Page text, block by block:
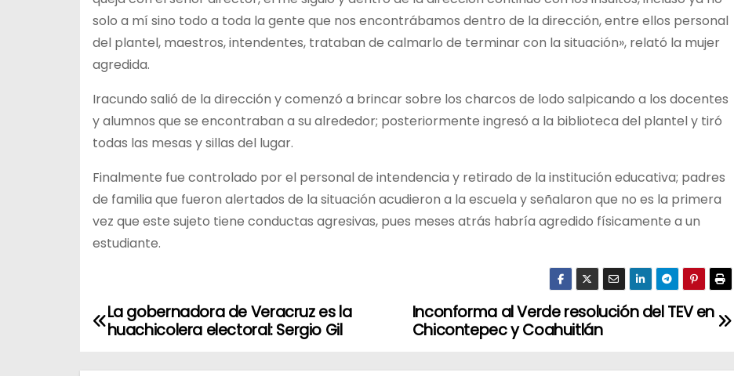
solo a mí sino todo a toda la gente que nos encontrábamos dentro de la dirección, entre ellos personal
del plantel, maestros, intendentes, trataban de calmarlo de terminar con la situación», relató la mujer
agredida.
Iracundo salió de la dirección y comenzó a brincar sobre los charcos de lodo salpicando a los docentes
y alumnos que se encontraban a su alrededor; posteriormente ingresó a la biblioteca del plantel y tiró
todas las mesas y sillas del lugar.
Finalmente fue controlado por el personal de intendencia y retirado de la institución educativa; padres
de familia que fueron alertados de la situación acudieron a la escuela y señalaron que no es la primera
vez que este sujeto tiene conductas agresivas, pues meses atrás habría agredido físicamente a un
estudiante.
N
Inconforma al Verde resolución del TEV en
Chicontepec y Coahuitlán
La gobernadora de Veracruz es la
huachicolera electoral: Sergio Gil